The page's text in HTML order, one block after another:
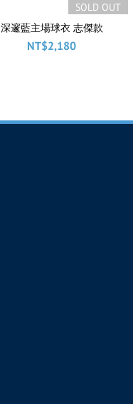
SOLD OUT
深邃藍主場球衣 志傑款
NT$2,180